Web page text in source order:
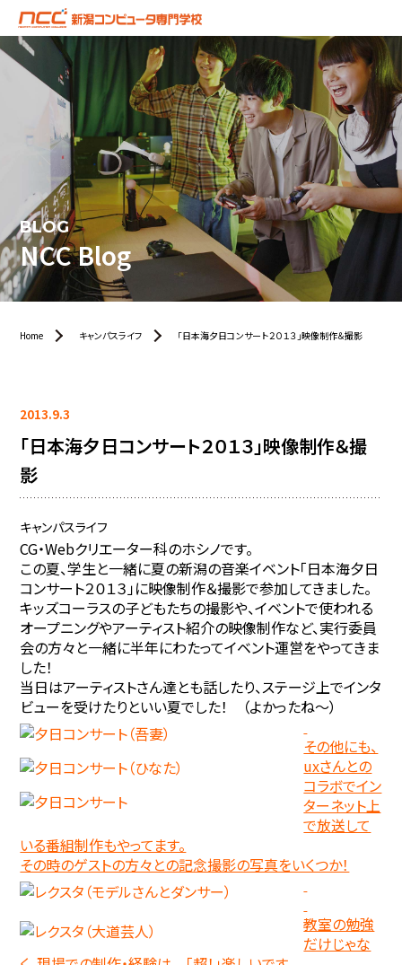
BLOG
NCC Blog
Home キャンパスライフ 「日本海夕日コンサート２０１３」映像制作＆撮影
2013.9.3
「日本海夕日コンサート２０１３」映像制作＆撮
影
キャンパスライフ
CG・Webクリエーター科のホシノです。
この夏、学生と一緒に夏の新潟の音楽イベント「日本海夕日
コンサート２０１３」に映像制作＆撮影で参加してきました。
キッズコーラスの子どもたちの撮影や、イベントで使われる
オープニングやアーティスト紹介の映像制作など、実行委員
会の方々と一緒に半年にわたってイベント運営をやってきま
した！
当日はアーティストさん達とも話したり、ステージ上でインタ
ビューを受けたりといい夏でした！ （よかったね～）
その他にも、
uxさんとの
コラボでイン
ターネット上
で放送して
いる番組制作もやってます。
その時のゲストの方々との記念撮影の写真をいくつか！
教室の勉強
だけじゃな